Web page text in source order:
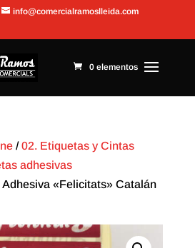
info@comercialramoslleida.com
0 elementos
/02. Etiquetas y Cintas
adhesivas
«Felicitats» Catalán